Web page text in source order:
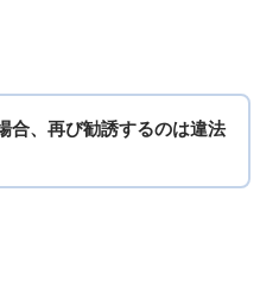
合、再び勧誘するのは違法